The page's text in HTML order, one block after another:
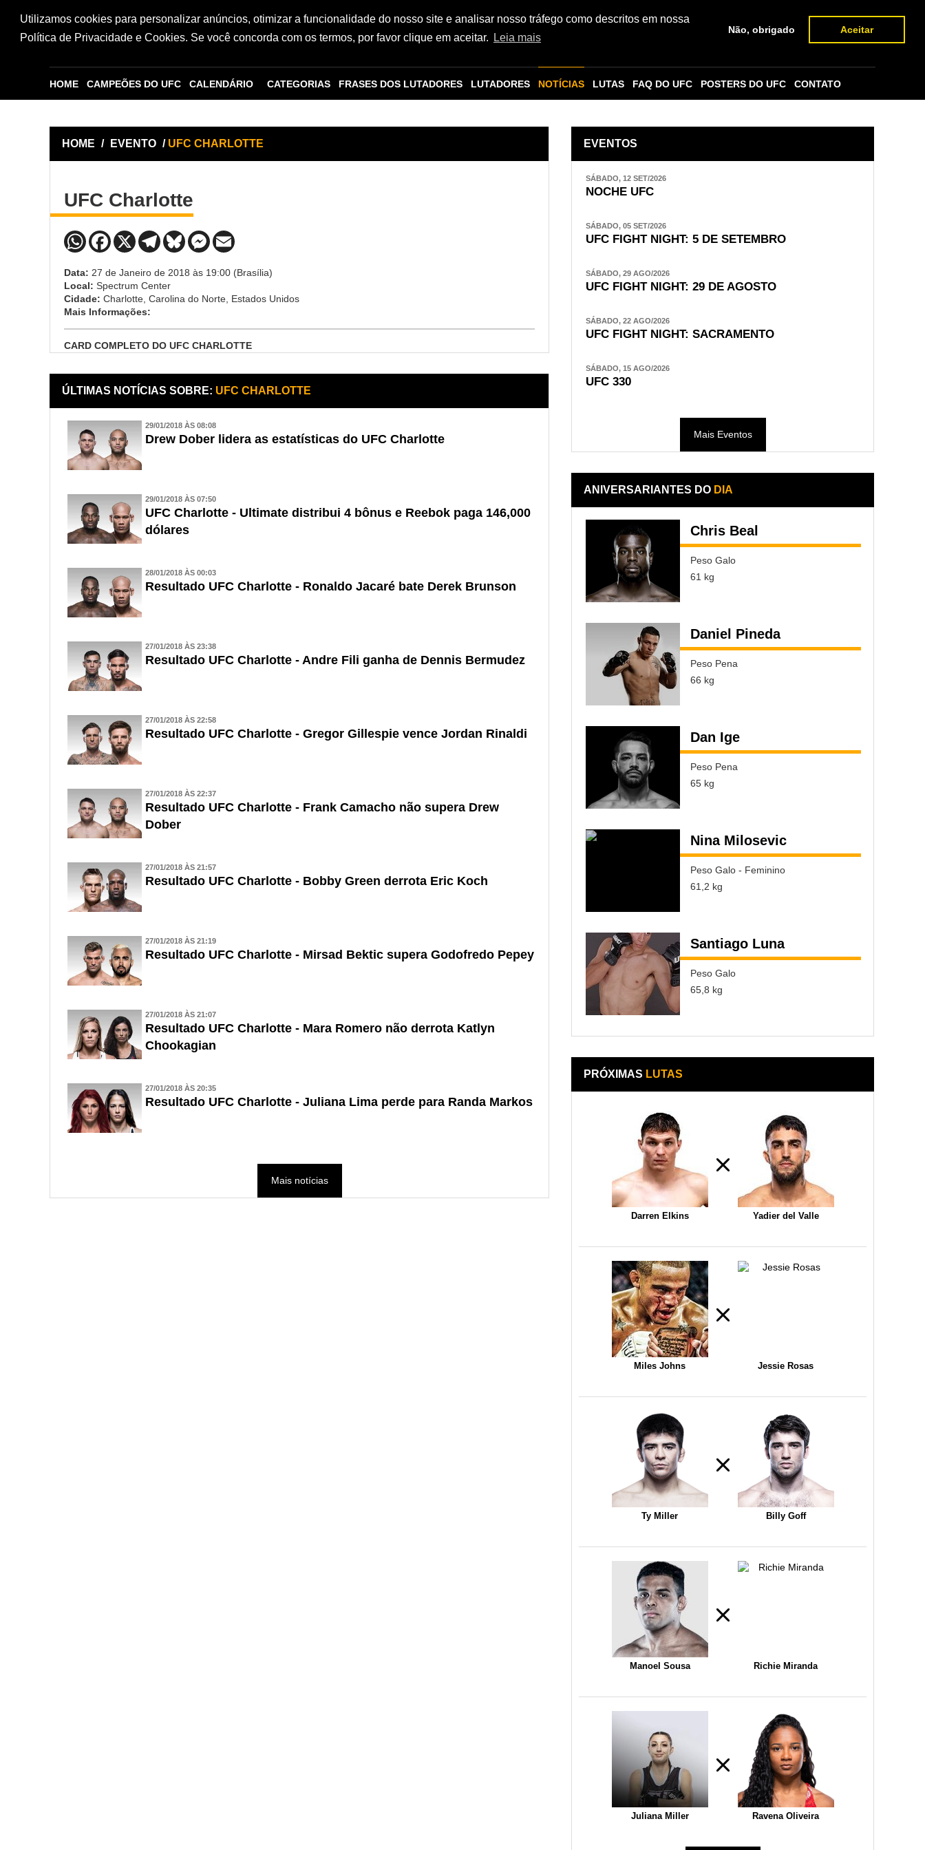
Utilizamos cookies para personalizar anúncios, otimizar a funcionalidade do nosso site e analisar nosso tráfego como descritos em nossa
Política de Privacidade e Cookies. Se você concorda com os termos, por favor clique em aceitar.
Leia mais
Não, obrigado Aceitar
HOME CAMPEÕES DO UFC CALENDÁRIO CATEGORIAS FRASES DOS LUTADORES LUTADORES NOTÍCIAS LUTAS FAQ DO UFC POSTERS DO UFC CONTATO
HOME / EVENTO / UFC CHARLOTTE
UFC Charlotte
Data: 27 de Janeiro de 2018 às 19:00 (Brasília)
Local: Spectrum Center
Cidade: Charlotte, Carolina do Norte, Estados Unidos
Mais Informações:
CARD COMPLETO DO UFC CHARLOTTE
ÚLTIMAS NOTÍCIAS SOBRE: UFC CHARLOTTE
29/01/2018 ÀS 08:08
Drew Dober lidera as estatísticas do UFC Charlotte
29/01/2018 ÀS 07:50
UFC Charlotte - Ultimate distribui 4 bônus e Reebok paga 146,000
dólares
28/01/2018 ÀS 00:03
Resultado UFC Charlotte - Ronaldo Jacaré bate Derek Brunson
27/01/2018 ÀS 23:38
Resultado UFC Charlotte - Andre Fili ganha de Dennis Bermudez
27/01/2018 ÀS 22:58
Resultado UFC Charlotte - Gregor Gillespie vence Jordan Rinaldi
27/01/2018 ÀS 22:37
Resultado UFC Charlotte - Frank Camacho não supera Drew
Dober
27/01/2018 ÀS 21:57
Resultado UFC Charlotte - Bobby Green derrota Eric Koch
27/01/2018 ÀS 21:19
Resultado UFC Charlotte - Mirsad Bektic supera Godofredo Pepey
27/01/2018 ÀS 21:07
Resultado UFC Charlotte - Mara Romero não derrota Katlyn
Chookagian
27/01/2018 ÀS 20:35
Resultado UFC Charlotte - Juliana Lima perde para Randa Markos
Mais notícias
EVENTOS
SÁBADO, 12 SET/2026
NOCHE UFC
SÁBADO, 05 SET/2026
UFC FIGHT NIGHT: 5 DE SETEMBRO
SÁBADO, 29 AGO/2026
UFC FIGHT NIGHT: 29 DE AGOSTO
SÁBADO, 22 AGO/2026
UFC FIGHT NIGHT: SACRAMENTO
SÁBADO, 15 AGO/2026
UFC 330
Mais Eventos
ANIVERSARIANTES DO DIA
Chris Beal
Peso Galo
61 kg
Daniel Pineda
Peso Pena
66 kg
Dan Ige
Peso Pena
65 kg
Nina Milosevic
Peso Galo - Feminino
61,2 kg
Santiago Luna
Peso Galo
65,8 kg
PRÓXIMAS LUTAS
Darren Elkins Yadier del Valle
Miles Johns Jessie Rosas
Ty Miller Billy Goff
Manoel Sousa Richie Miranda
Juliana Miller Ravena Oliveira